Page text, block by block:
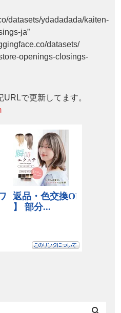
datasets/ydadadada/kaiten-
ja”
datasets/
openings-closings-
で更新してます。